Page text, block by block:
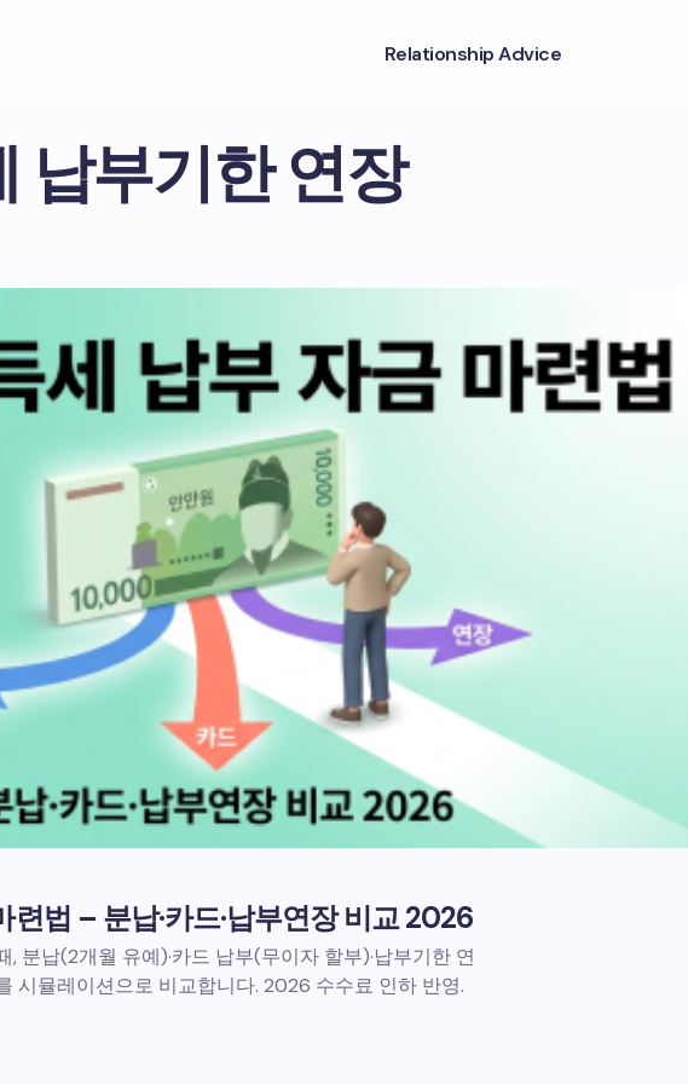
Relationship Advice
납부기한 연장
법 – 분납·카드·납부연장 비교 2026
분납(2개월 유예)·카드 납부(무이자 할부)·납부기한 연
시뮬레이션으로 비교합니다. 2026 수수료 인하 반영.